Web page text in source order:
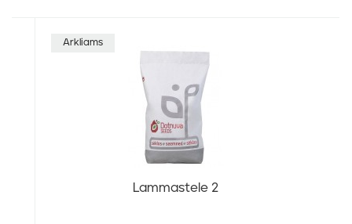
Arkliams
Lammastele 2